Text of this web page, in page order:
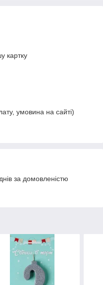
картку
умовина на сайті)
за домовленістю